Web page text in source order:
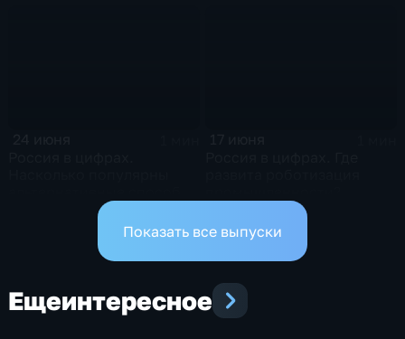
Показать все выпуски
Ещеинтересное